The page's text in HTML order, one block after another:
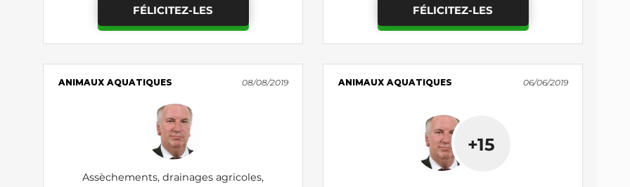
FÉLICITEZ-LES FÉLICITEZ-LES
ANIMAUX AQUATIQUES 08/08/2019
Assèchements, drainages agricoles,
ANIMAUX AQUATIQUES 06/06/2019
+15